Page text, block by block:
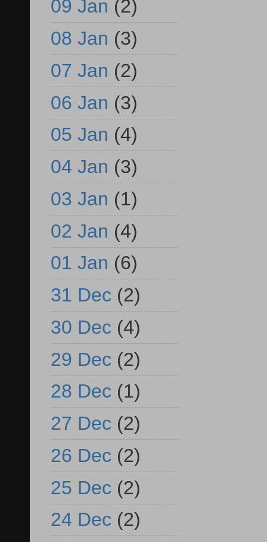
09 Jan (2)
08 Jan (3)
07 Jan (2)
06 Jan (3)
05 Jan (4)
04 Jan (3)
03 Jan (1)
02 Jan (4)
01 Jan (6)
31 Dec (2)
30 Dec (4)
29 Dec (2)
28 Dec (1)
27 Dec (2)
26 Dec (2)
25 Dec (2)
24 Dec (2)